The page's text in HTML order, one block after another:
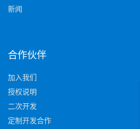
新闻
合作伙伴
加入我们
授权说明
二次开发
定制开发合作